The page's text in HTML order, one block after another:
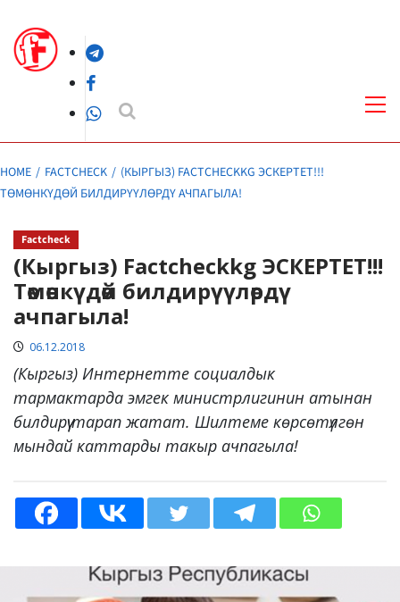
content
Telegram
Facebook
WhatsApp
HOME FACTCHECK
(КЫРГЫЗ) FACTCHECKKG ЭСКЕРТЕТ!!!
ТӨМӨНКҮДӨЙ БИЛДИРҮҮЛӨРДҮ АЧПАГЫЛА!
Factcheck
(Кыргыз) Factcheckkg ЭСКЕРТЕТ!!!
Төмөнкүдөй билдирүүлөрдү
ачпагыла!
06.12.2018
(Кыргыз) Интернетте социалдык
тармактарда эмгек министрлигинин атынан
билдирүү тарап жатат. Шилтеме көрсөтүлгөн
мындай каттарды такыр ачпагыла!